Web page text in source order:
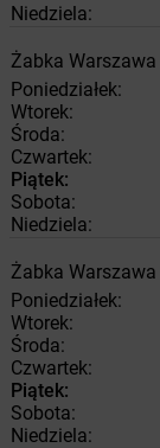
Niedziela:
Żabka Warszawa
Poniedziałek:
Wtorek:
Środa:
Czwartek:
Piątek:
Sobota:
Niedziela:
Żabka Warszawa
Poniedziałek:
Wtorek:
Środa:
Czwartek:
Piątek:
Sobota:
Niedziela: